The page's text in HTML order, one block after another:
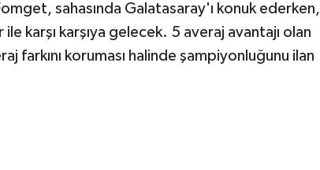
sahasında Galatasaray'ı konuk ederken,
karşı karşıya gelecek. 5 averaj avantajı olan
farkını koruması halinde şampiyonluğunu ilan